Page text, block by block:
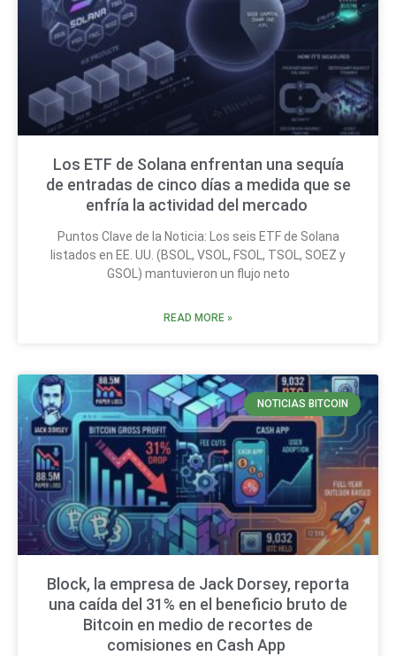
Los ETF de Solana enfrentan una sequía
de entradas de cinco días a medida que se
enfría la actividad del mercado
Puntos Clave de la Noticia: Los seis ETF de Solana
listados en EE. UU. (BSOL, VSOL, FSOL, TSOL, SOEZ y
GSOL) mantuvieron un flujo neto
READ MORE »
NOTICIAS BITCOIN
Block, la empresa de Jack Dorsey, reporta
una caída del 31% en el beneficio bruto de
Bitcoin en medio de recortes de
comisiones en Cash App